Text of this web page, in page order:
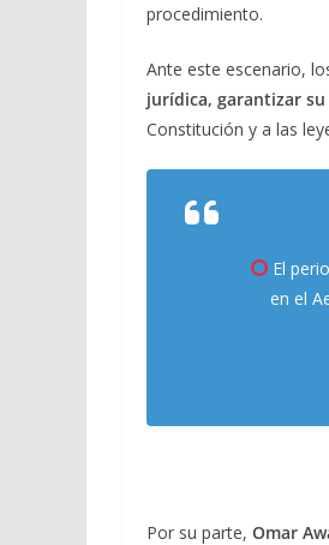
procedimiento.
Ante este escenario,
jurídica, garantizar
Constitución y a las
El
en el
Por su parte, Omar